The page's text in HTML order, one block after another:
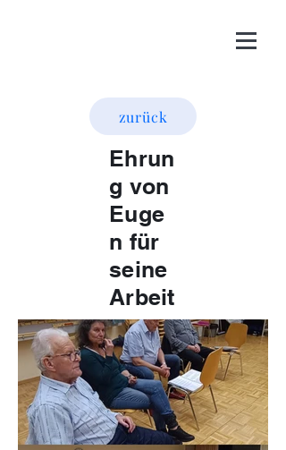
zurück
Ehrun
g von
Euge
n für
seine
Arbeit